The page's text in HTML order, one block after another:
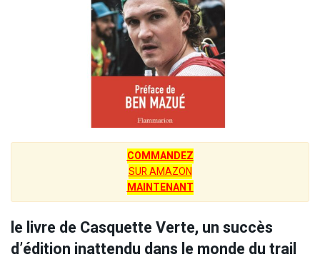
COMMANDEZ
SUR AMAZON
MAINTENANT
le livre de Casquette Verte, un succès
d’édition inattendu dans le monde du trail